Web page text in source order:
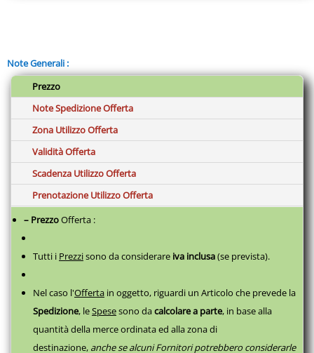
La vestibilità regular valorizza ogni silhouette senza sacrificare la
libertà di movimento, mentre i dettagli come il colletto con tre
bottoni tono su tono e i discreti spacchetti laterali aggiungono un
tocco di classe senza rinunciare alla praticità.
L’etichetta stampata elimina fastidi sulla pelle e la manica priva di
costine dona una linea pulita, essenziale, perfetta in ogni
contesto.
Disponibile in un’ampia gamma colori, si adatta a qualsiasi
esigenza di stile, dal casual all’abbigliamento da lavoro,
mantenendo sempre un aspetto curato e contemporaneo.
PUNTI DI FORZA
sempre attuali.
Perfetta per l’uso quotidiano, il tempo libero, l’ufficio, ma anche
come uniforme aziendale o capo basic da personalizzare.
Note Generali :
Prezzo
Note Spedizione Offerta
Zona Utilizzo Offerta
Validità Offerta
Scadenza Utilizzo Offerta
Prenotazione Utilizzo Offerta
– PrezzoOfferta :
Tutti i Prezzisono da considerare iva inclusa(se prevista).
Nel caso l'Offerta in oggetto, riguardi un Articolo che prevede la
Spedizione, leSpesesono dacalcolare a parte, in base alla
quantità della merce ordinata ed alla zona di
destinazione, anche se alcuni Fornitori potrebbero considerarle